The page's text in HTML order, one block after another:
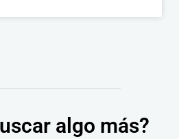
algo más?